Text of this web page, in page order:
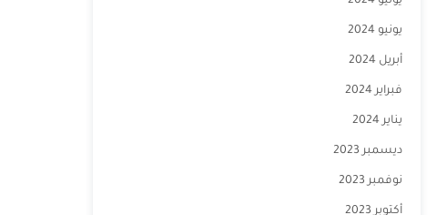
يونيو 2024
أبريل 2024
فبراير 2024
يناير 2024
ديسمبر 2023
نوفمبر 2023
أكتوبر 2023